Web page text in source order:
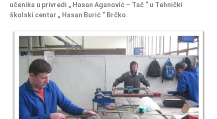
učenika u privredi „ Hasan Aganović – Tač “ u Tehnički
školski centar „ Hasan Burić “ Brčko.